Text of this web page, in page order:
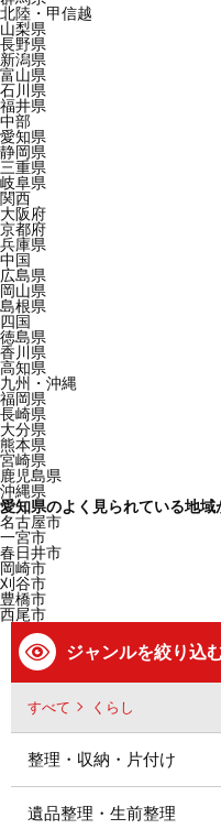
北陸・甲信越
山梨県
長野県
新潟県
富山県
石川県
福井県
中部
愛知県
静岡県
三重県
岐阜県
関西
大阪府
京都府
兵庫県
中国
広島県
岡山県
島根県
四国
徳島県
香川県
高知県
九州・沖縄
福岡県
長崎県
大分県
熊本県
宮崎県
鹿児島県
沖縄県
愛知県のよく見られている地
名古屋市
一宮市
春日井市
岡崎市
刈谷市
豊橋市
西尾市
ジャンルを絞り込
すべて くらし
整理・収納・片付け
遺品整理・生前整理